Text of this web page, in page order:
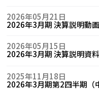
2026年05月21日
2026年3月期 決算説明動画
2026年05月15日
2026年3月期 決算説明資料
2025年11月18日
2026年3月期第2四半期（